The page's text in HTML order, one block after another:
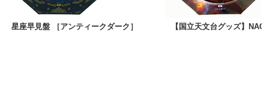
星座早見盤 ［アンティークダーク］ 【国立天文台グッズ】